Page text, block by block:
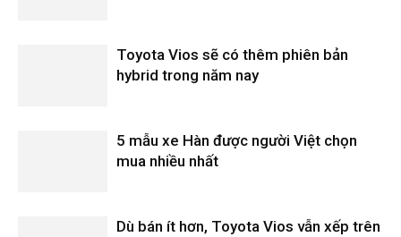
Toyota Vios sẽ có thêm phiên bản
hybrid trong năm nay
5 mẫu xe Hàn được người Việt chọn
mua nhiều nhất
Dù bán ít hơn, Toyota Vios vẫn xếp trên